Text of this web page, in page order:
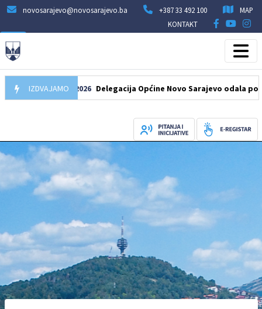
novosarajevo@novosarajevo.ba +387 33 492 100
MAP
KONTAKT
IZDVAJAMO
07.08.2026 Delegacija Općine Novo Sarajevo odala počast